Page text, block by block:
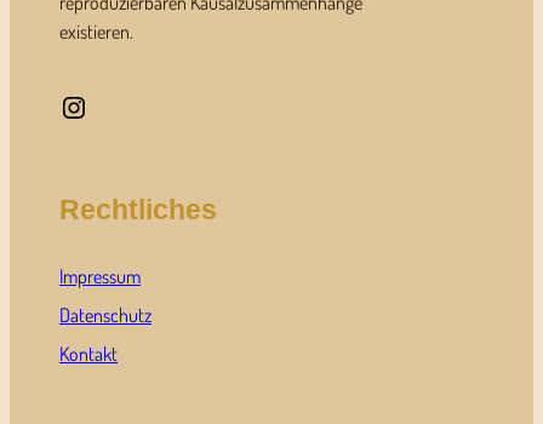
existieren.
Instagram
Rechtliches
Impressum
Datenschutz
Kontakt